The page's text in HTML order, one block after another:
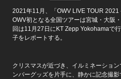
2021年11月、「OWV LIVE TOUR 2021
OWV初となる全国ツアーは宮城・大阪
回は11月27日にKT Zepp Yokohamaで
子をレポートする。
クリスマスが近づき、イルミネーショ
ンバーグッズを片手に、静かに記念撮